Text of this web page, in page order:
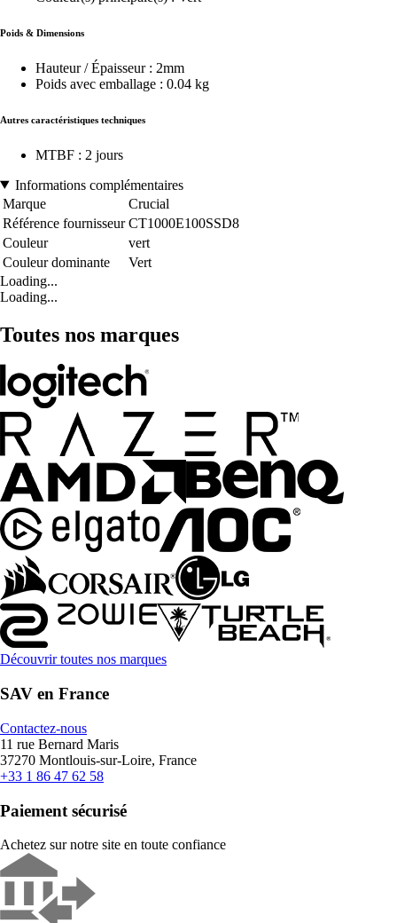
Poids & Dimensions
Hauteur / Épaisseur : 2mm
Poids avec emballage : 0.04 kg
Autres caractéristiques techniques
MTBF : 2 jours
Informations complémentaires
Marque
Crucial
Référence fournisseur CT1000E100SSD8
Couleur
vert
Couleur dominante
Vert
Loading...
Loading...
Toutes nos marques
Découvrir toutes nos marques
SAV en France
Contactez-nous
11 rue Bernard Maris
37270 Montlouis-sur-Loire, France
+33 1 86 47 62 58
Paiement sécurisé
Achetez sur notre site en toute confiance